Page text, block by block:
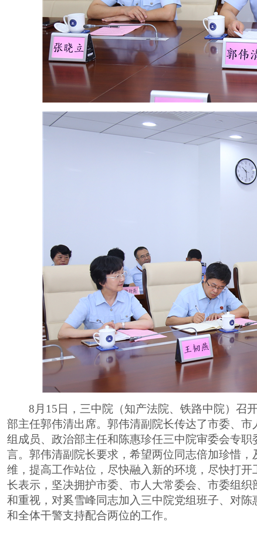
8 月 15 日 ，三中院（知产法院、铁路中院）召
部主任郭伟清出席。郭伟清副院长传达了市委、
组成员、政治部主任和陈惠珍任三中院审委会专
言。郭伟清副院长要求，希望两位同志倍加珍惜
维，提高工作站位，尽快融入新的环境，尽快打
长表示，坚决拥护市委、市人大常委会、市委组
和重视，对奚雪峰同志加入三中院党组班子、对
和全体干警支持配合两位的工作。